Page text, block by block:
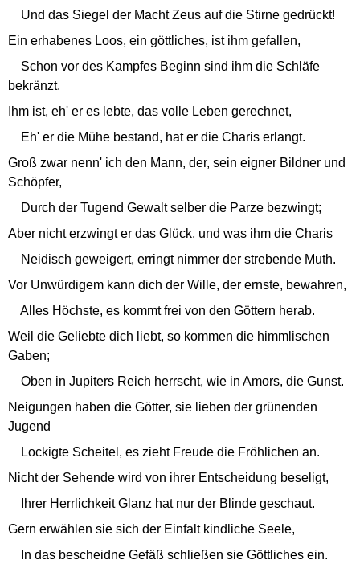
Und das Siegel der Macht Zeus auf die Stirne gedrückt!
Ein erhabenes Loos, ein göttliches, ist ihm gefallen,
Schon vor des Kampfes Beginn sind ihm die Schläfe
bekränzt.
Ihm ist, eh' er es lebte, das volle Leben gerechnet,
Eh' er die Mühe bestand, hat er die Charis erlangt.
Groß zwar nenn' ich den Mann, der, sein eigner Bildner und
Schöpfer,
Durch der Tugend Gewalt selber die Parze bezwingt;
Aber nicht erzwingt er das Glück, und was ihm die Charis
Neidisch geweigert, erringt nimmer der strebende Muth.
Vor Unwürdigem kann dich der Wille, der ernste, bewahren,
Alles Höchste, es kommt frei von den Göttern herab.
Weil die Geliebte dich liebt, so kommen die himmlischen
Gaben;
Oben in Jupiters Reich herrscht, wie in Amors, die Gunst.
Neigungen haben die Götter, sie lieben der grünenden
Jugend
Lockigte Scheitel, es zieht Freude die Fröhlichen an.
Nicht der Sehende wird von ihrer Entscheidung beseligt,
Ihrer Herrlichkeit Glanz hat nur der Blinde geschaut.
Gern erwählen sie sich der Einfalt kindliche Seele,
In das bescheidne Gefäß schließen sie Göttliches ein.